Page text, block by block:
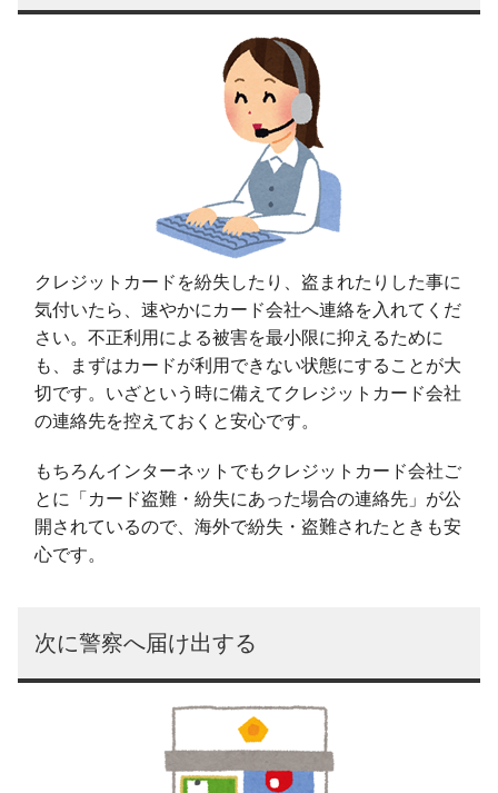
クレジットカードを紛失したり、盗まれたりした事に
気付いたら、速やかにカード会社へ連絡を入れてくだ
さい。不正利用による被害を最小限に抑えるために
も、まずはカードが利用できない状態にすることが大
切です。いざという時に備えてクレジットカード会社
の連絡先を控えておくと安心です。
もちろんインターネットでもクレジットカード会社ご
とに「カード盗難・紛失にあった場合の連絡先」が公
開されているので、海外で紛失・盗難されたときも安
心です。
次に警察へ届け出する